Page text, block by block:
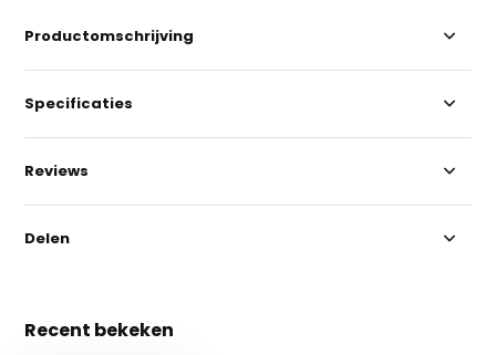
Productomschrijving
Specificaties
Reviews
Delen
Recent bekeken